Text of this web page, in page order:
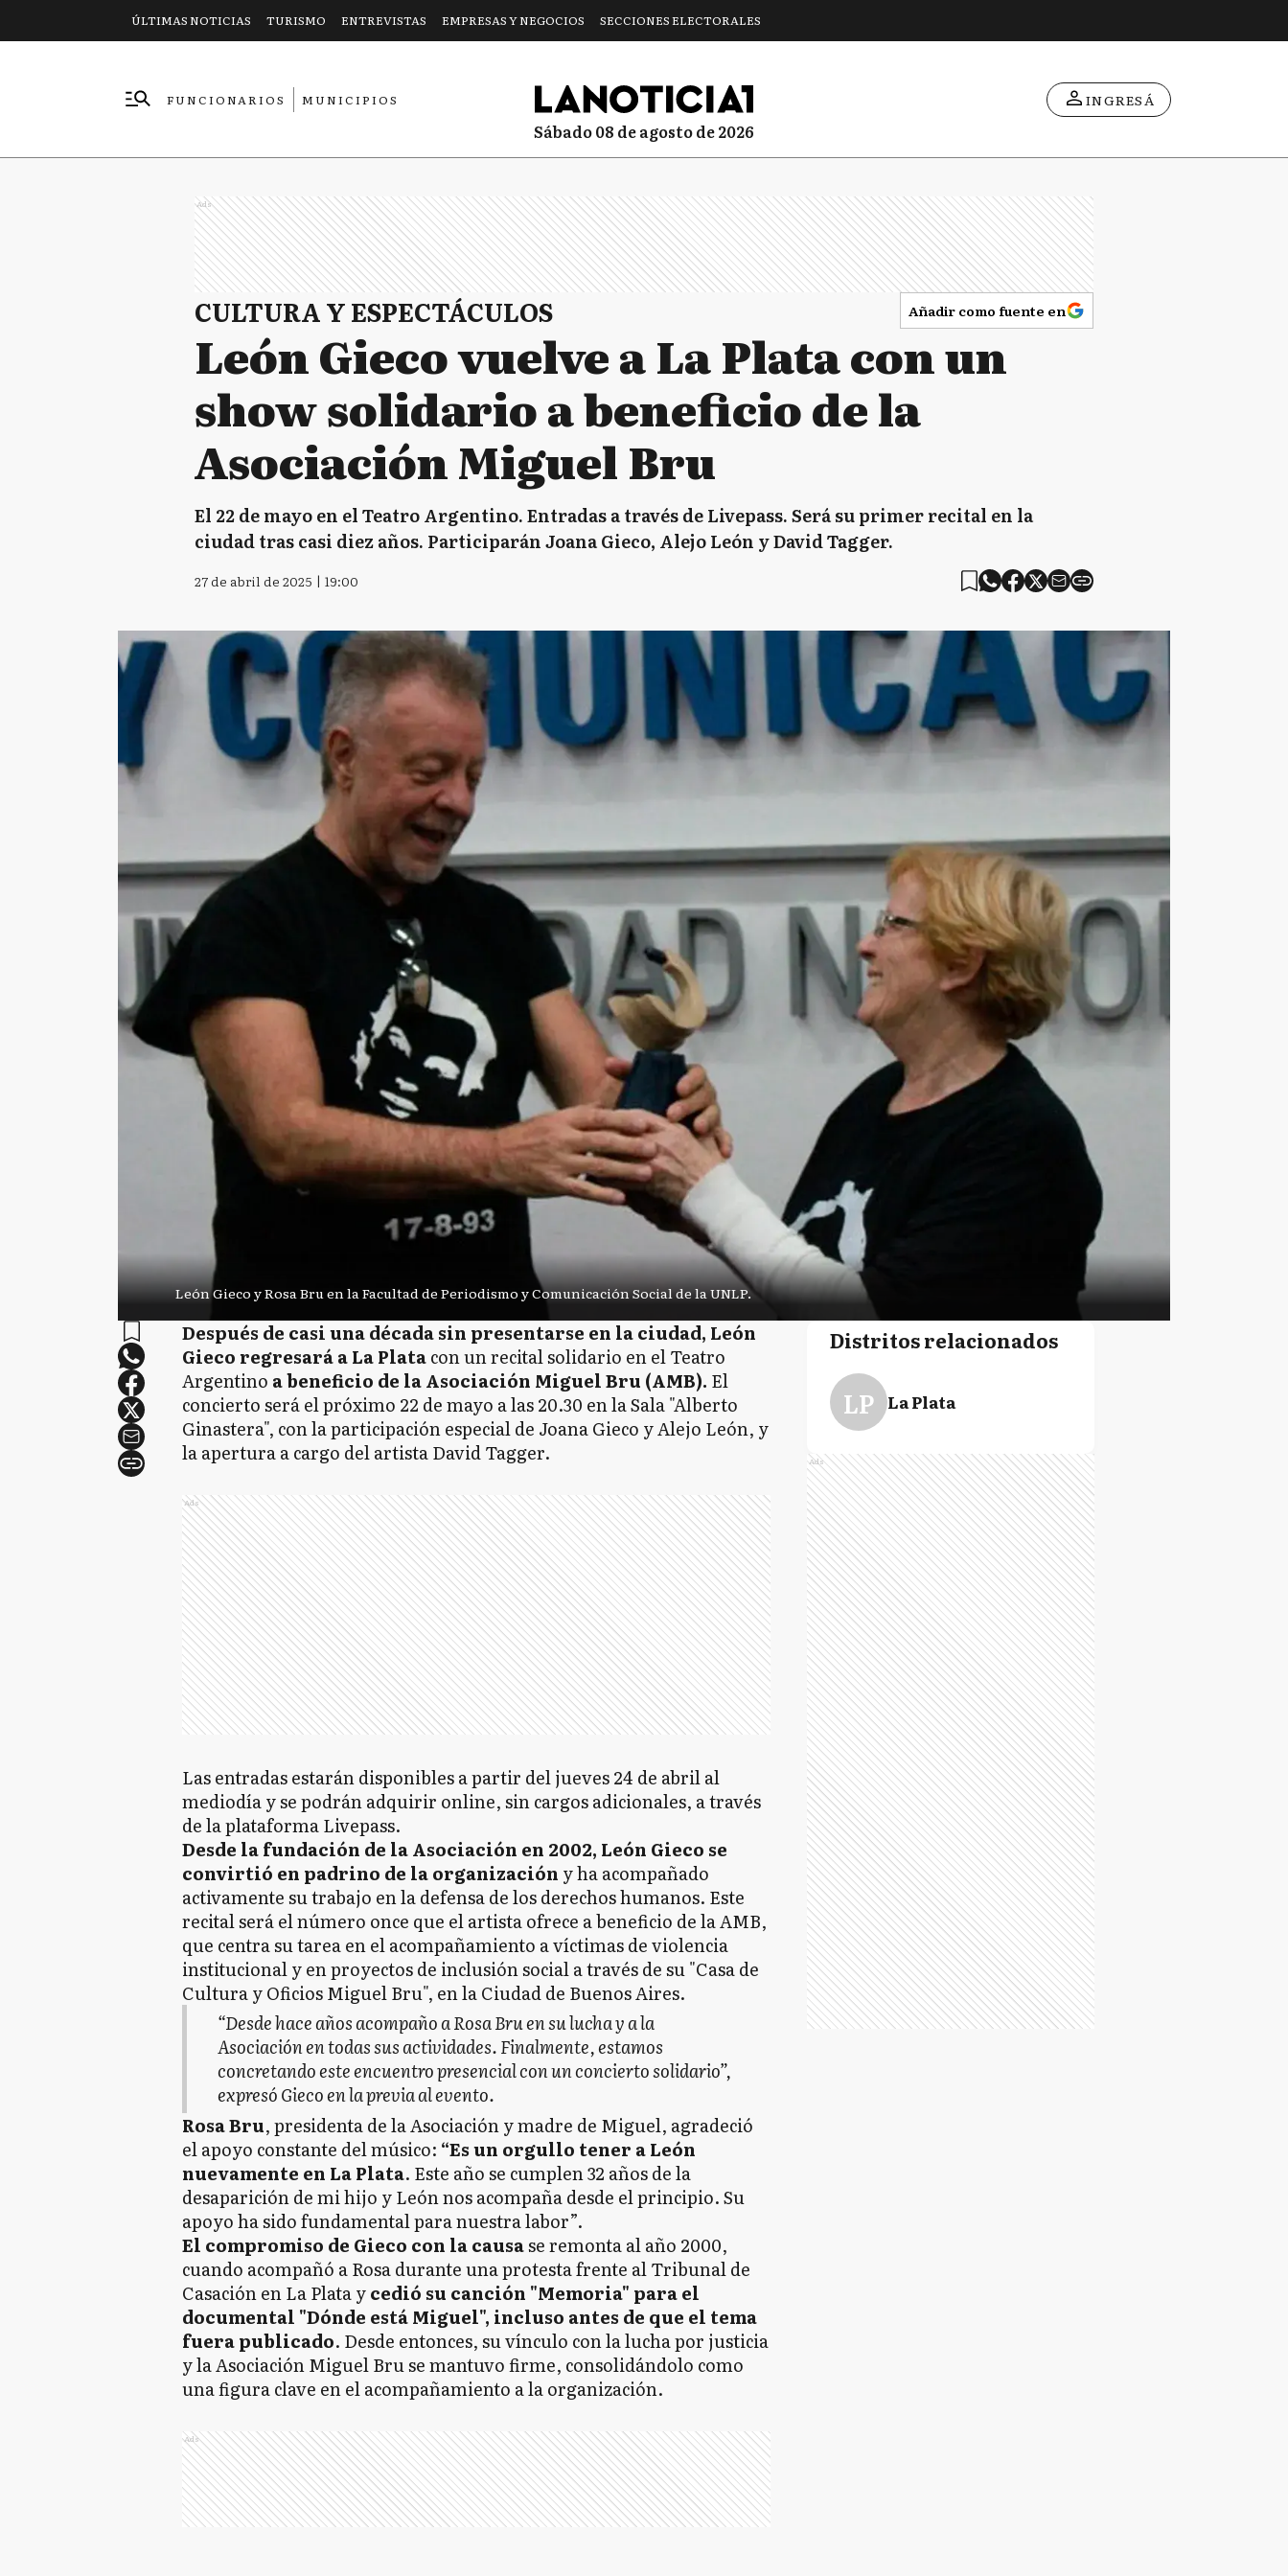
ÚLTIMAS NOTICIAS TURISMO ENTREVISTAS EMPRESAS Y NEGOCIOS SECCIONES ELECTORALES
FUNCIONARIOS
MUNICIPIOS
sábado 08 de agosto de 2026
INGRESÁ
Ads
CULTURA Y ESPECTÁCULOS Añadir como fuente en
León Gieco vuelve a La Plata con un
show solidario a beneficio de la
Asociación Miguel Bru
El 22 de mayo en el Teatro Argentino. Entradas a través de Livepass. Será su primer recital en la
ciudad tras casi diez años. Participarán Joana Gieco, Alejo León y David Tagger.
27 de abril de 2025 | 19:00
León Gieco y Rosa Bru en la Facultad de Periodismo y Comunicación Social de la UNLP.
Después de casi una década sin presentarse en la ciudad, León
Gieco regresará a La Platacon un recital solidario en el Teatro
Argentino a beneficio de la Asociación Miguel Bru (AMB). El
concierto será el próximo 22 de mayo a las 20.30 en la Sala "Alberto
Ginastera", con la participación especial de Joana Gieco y Alejo León, y
la apertura a cargo del artista David Tagger.
Ads
Las entradas estarán disponibles a partir del jueves 24 de abril al
mediodía y se podrán adquirir online, sin cargos adicionales, a través
de la plataforma Livepass.
Desde la fundación de la Asociación en 2002, León Gieco se
convirtió en padrino de la organización y ha acompañado
activamente su trabajo en la defensa de los derechos humanos. Este
recital será el número once que el artista ofrece a beneficio de la AMB,
que centra su tarea en el acompañamiento a víctimas de violencia
institucional y en proyectos de inclusión social a través de su "Casa de
Cultura y Oficios Miguel Bru", en la Ciudad de Buenos Aires.
“Desde hace años acompaño a Rosa Bru en su lucha y a la
Asociación en todas sus actividades. Finalmente, estamos
concretando este encuentro presencial con un concierto solidario”,
expresó Gieco en la previa al evento.
Rosa Bru, presidenta de la Asociación y madre de Miguel, agradeció
el apoyo constante del músico: “Es un orgullo tener a León
nuevamente en La Plata. Este año se cumplen 32 años de la
desaparición de mi hijo y León nos acompaña desde el principio. Su
apoyo ha sido fundamental para nuestra labor”.
El compromiso de Gieco con la causase remonta al año 2000,
cuando acompañó a Rosa durante una protesta frente al Tribunal de
Casación en La Plata ycedió su canción "Memoria" para el
documental "Dónde está Miguel", incluso antes de que el tema
fuera publicado. Desde entonces, su vínculo con la lucha por justicia
y la Asociación Miguel Bru se mantuvo firme, consolidándolo como
una figura clave en el acompañamiento a la organización.
Ads
Distritos relacionados
LP La Plata
Ads